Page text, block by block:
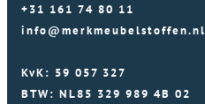
+31 161 74 80 11
info@merkmeubelstoffen.nl
KvK: 59 057 327
BTW: NL85 329 989 4B 02